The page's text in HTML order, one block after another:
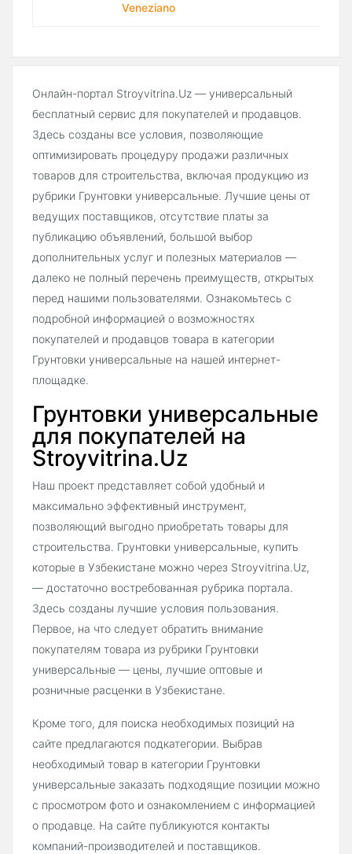
Veneziano
Онлайн-портал Stroyvitrina.Uz — универсальный
бесплатный сервис для покупателей и продавцов.
Здесь созданы все условия, позволяющие
оптимизировать процедуру продажи различных
товаров для строительства, включая продукцию из
рубрики Грунтовки универсальные. Лучшие цены от
ведущих поставщиков, отсутствие платы за
публикацию объявлений, большой выбор
дополнительных услуг и полезных материалов —
далеко не полный перечень преимуществ, открытых
перед нашими пользователями. Ознакомьтесь с
подробной информацией о возможностях
покупателей и продавцов товара в категории
Грунтовки универсальные на нашей интернет-
площадке.
Грунтовки универсальные
для покупателей на
Stroyvitrina.Uz
Наш проект представляет собой удобный и
максимально эффективный инструмент,
позволяющий выгодно приобретать товары для
строительства. Грунтовки универсальные, купить
которые в Узбекистане можно через Stroyvitrina.Uz,
— достаточно востребованная рубрика портала.
Здесь созданы лучшие условия пользования.
Первое, на что следует обратить внимание
покупателям товара из рубрики Грунтовки
универсальные — цены, лучшие оптовые и
розничные расценки в Узбекистане.
Кроме того, для поиска необходимых позиций на
сайте предлагаются подкатегории. Выбрав
необходимый товар в категории Грунтовки
универсальные заказать подходящие позиции можно
с просмотром фото и ознакомлением с информацией
о продавце. На сайте публикуются контакты
компаний-производителей и поставщиков.